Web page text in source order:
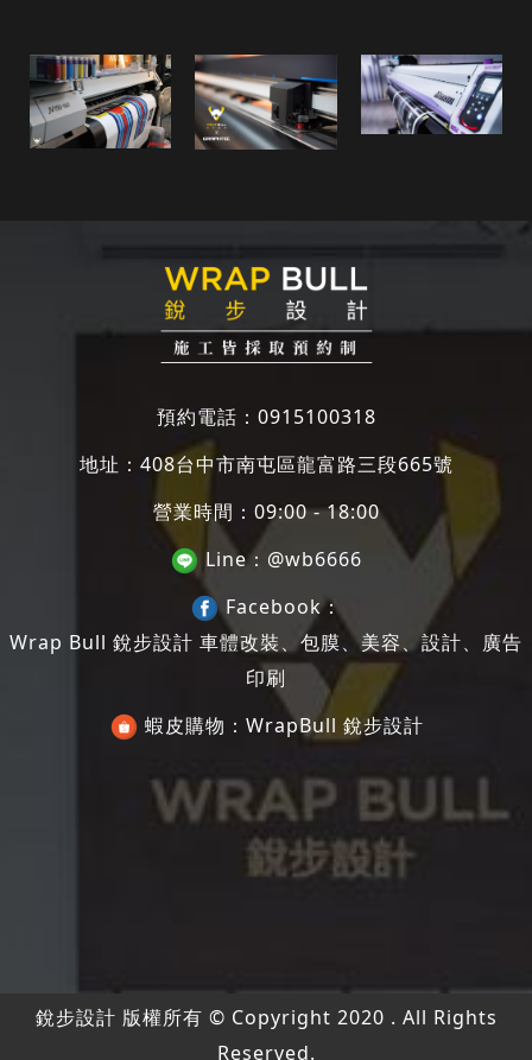
預約電話： 0915100318
地址： 408台中市南屯區龍富路三段665號
營業時間：09:00 - 18:00
Line： @wb6666
Facebook：
Wrap Bull 銳步設計 車體改裝、包膜、美容、設計、廣告
印刷
蝦皮購物： WrapBull 銳步設計
銳步設計 版權所有 © Copyright 2020 . All Rights
Reserved.